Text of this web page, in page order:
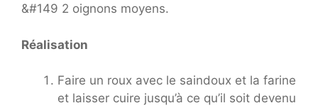
&#149 2 oignons moyens.
Réalisation
Faire un roux avec le saindoux et la farine
et laisser cuire jusqu’à ce qu’il soit devenu